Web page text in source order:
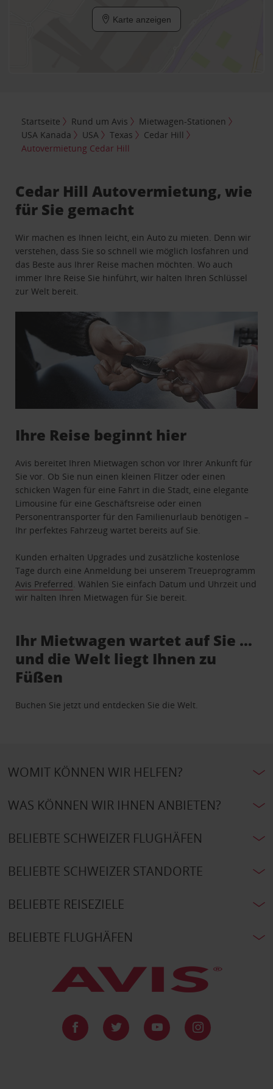
Karte anzeigen
Startseite Rund um Avis
Mietwagen-Stationen
USA Kanada
USA Texas
Cedar Hill
Autovermietung Cedar Hill
Cedar Hill Autovermietung, wie
für Sie gemacht
Wir machen es Ihnen leicht, ein Auto zu mieten. Denn wir
verstehen, dass Sie so schnell wie möglich losfahren und
das Beste aus Ihrer Reise machen möchten. Wo auch
immer Ihre Reise Sie hinführt, wir halten Ihren Schlüssel
zur Welt bereit.
Ihre Reise beginnt hier
Avis bereitet Ihren Mietwagen schon vor Ihrer Ankunft für
Sie vor. Ob Sie nun einen kleinen Flitzer oder einen
schicken Wagen für eine Fahrt in die Stadt, eine elegante
Limousine für eine Geschäftsreise oder einen
Personentransporter für den Familienurlaub benötigen –
Ihr perfektes Fahrzeug wartet bereits auf Sie.
Kunden erhalten Upgrades und zusätzliche kostenlose
Tage durch eine Anmeldung bei unserem Treueprogramm
Avis Preferred . Wählen Sie einfach Datum und Uhrzeit und
wir halten Ihren Mietwagen für Sie bereit.
Ihr Mietwagen wartet auf Sie …
und die Welt liegt Ihnen zu
Füßen
Buchen Sie jetzt und entdecken Sie die Welt.
WOMIT KÖNNEN WIR HELFEN?
WAS KÖNNEN WIR IHNEN ANBIETEN?
BELIEBTE SCHWEIZER FLUGHÄFEN
BELIEBTE SCHWEIZER STANDORTE
BELIEBTE REISEZIELE
BELIEBTE FLUGHÄFEN